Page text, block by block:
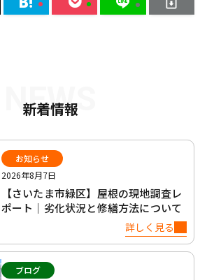
NEWS
新着情報
お知らせ
2026年8月7日
【さいたま市緑区】屋根の現地調査レ
ポート｜劣化状況と修繕方法について
詳しく見る
ブログ